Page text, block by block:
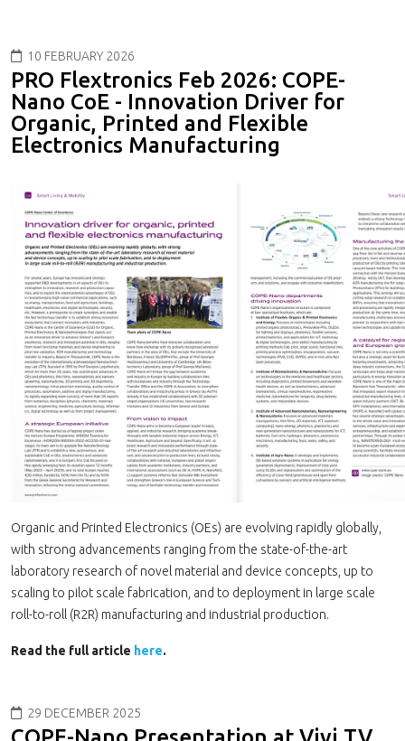
10 FEBRUARY 2026
PRO Flextronics Feb 2026: COPE-
Nano CoE - Innovation Driver for
Organic, Printed and Flexible
Electronics Manufacturing
Organic and Printed Electronics (OEs) are evolving rapidly globally,
with strong advancements ranging from the state-of-the-art
laboratory research of novel material and device concepts, up to
scaling to pilot scale fabrication, and to deployment in large scale
roll-to-roll (R2R) manufacturing and industrial production.
Read the full article here.
29 DECEMBER 2025